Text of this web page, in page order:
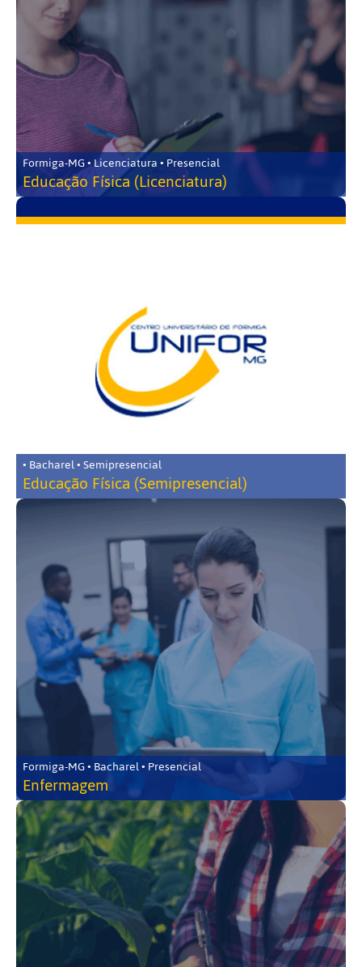
Formiga-MG • Licenciatura • Presencial
Educação Física (Licenciatura)
• Bacharel • Semipresencial
Educação Física (Semipresencial)
Formiga-MG • Bacharel • Presencial
Enfermagem